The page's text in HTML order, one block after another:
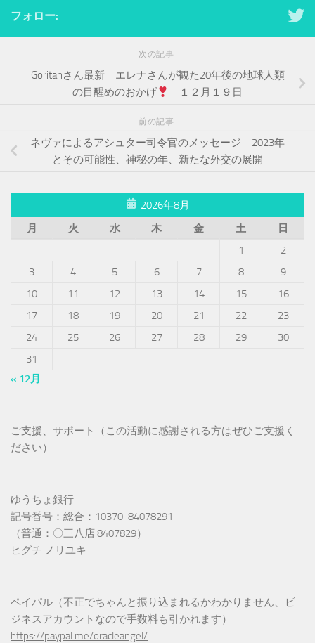
フォロー:
次の記事
Goritanさん最新 エレナさんが観た20年後の地球人類
の目醒めのおかげ
１２月１９日
前の記事
ネヴァによるアシュター司令官のメッセージ 2023年
とその可能性、神秘の年、新たな外交の展開
2026年8月
月
火 水 木 金 土
日
1
2
3
4 5 6 7 8
9
10
11 12 13 14 15
16
17
18 19 20 21 22
23
24
25 26 27 28 29
30
31
« 12月
ご支援、サポート（この活動に感謝される方はぜひご支援く
ださい）
ゆうちょ銀行
記号番号：総合：10370-84078291
（普通：〇三八店 8407829）
ヒグチ ノリユキ
ペイパル（不正でちゃんと振り込まれるかわかりません、ビ
ジネスアカウントなので手数料も引かれます）
https://paypal.me/oracleangel/